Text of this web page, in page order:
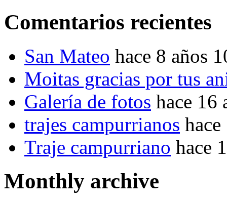
Comentarios recientes
San Mateo hace 8 años
Moitas gracias por tus
Galería de fotos hace 16
trajes campurrianos
Traje campurriano hace
Monthly archive